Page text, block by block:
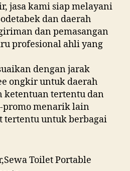
jasa kami siap melayani
dan daerah
dan pemasangan
profesional ahli yang
dengan jarak
ongkir untuk daerah
ketentuan tertentu dan
promo menarik lain
tertentu untuk berbagai